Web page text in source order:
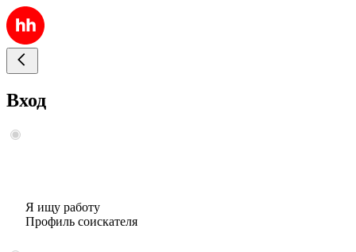
Вход
Я ищу работу
Профиль соискателя